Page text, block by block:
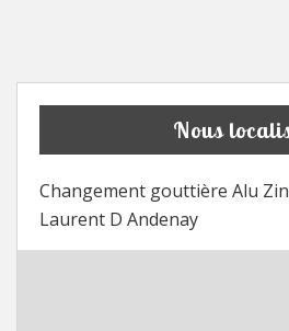
Nous
Changement gouttière Alu
Laurent D Andenay